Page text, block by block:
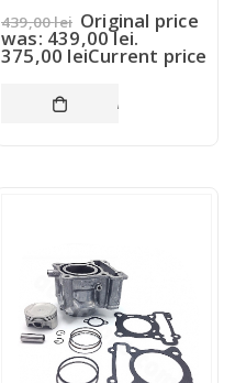
439,00lei Original price
was: 439,00 lei.
375,00 leiCurrent price
is: 375,00 lei.
ADAUGĂ ÎN COȘ